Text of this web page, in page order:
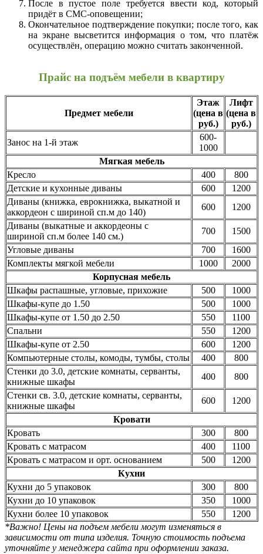
После в пустое поле требуется ввести код, который
придёт в СМС-оповещении;
Окончательное подтверждение покупки; после того, как
на экране высветится информация о том, что платёж
осуществлён, операцию можно считать законченной.
Прайс на подъём мебели в квартиру
Предмет мебели
Этаж
(цена в
руб.)
Лифт
(цена в
руб.)
Занос на 1-й этаж
600-
1000
Мягкая мебель
Кресло
400
800
Детские и кухонные диваны
600
1200
Диваны (книжка, еврокнижка, выкатной и
аккордеон с шириной сп.м до 140)
600
1200
Диваны (выкатные и аккордеоны с
шириной сп.м более 140 см.)
700
1500
Угловые диваны
700
1600
Комплекты мягкой мебели
1000
2000
Корпусная мебель
Шкафы распашные, угловые, прихожие
500
1000
Шкафы-купе до 1.50
500
1000
Шкафы-купе от 1.50 до 2.50
550
1100
Спальни
550
1200
Шкафы-купе от 2.50
600
1200
Компьютерные столы, комоды, тумбы, столы
400
800
Стенки до 3.0, детские комнаты, серванты,
книжные шкафы
400
800
Стенки св. 3.0, детские комнаты, серванты,
книжные шкафы
600
1200
Кровати
Кровать
300
800
Кровать с матрасом
400
1100
Кровать с матрасом и орт. основанием
500
1200
Кухни
Кухни до 5 упаковок
300
800
Кухни до 10 упаковок
350
1000
Кухни более 10 упаковок
550
1200
*Важно! Цены на подъем мебели могут изменяться в
зависимости от типа изделия. Точную стоимость подъема
уточняйте у менеджера сайта при оформлении заказа.